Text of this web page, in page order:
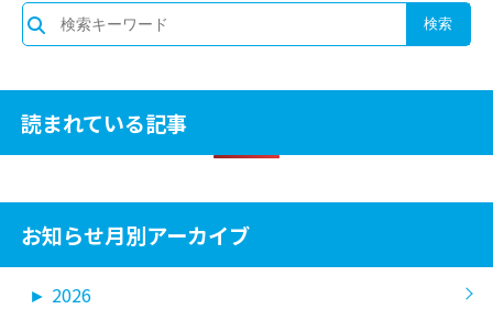
読まれている記事
お知らせ月別アーカイブ
► 2026